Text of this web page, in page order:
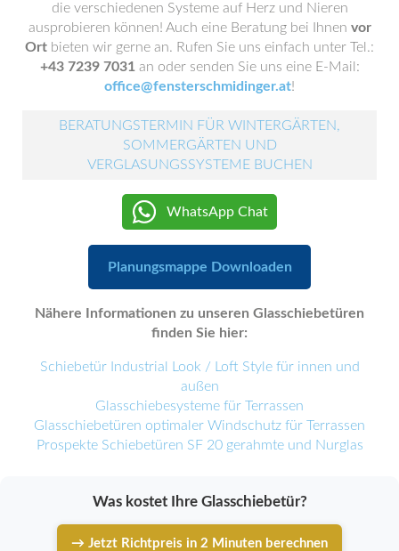
die verschiedenen Systeme auf Herz und Nieren
ausprobieren können! Auch eine Beratung bei Ihnen vor
Ort bieten wir gerne an. Rufen Sie uns einfach unter Tel.:
+43 7239 7031 an oder senden Sie uns eine E-Mail:
office@fensterschmidinger.at!
BERATUNGSTERMIN FÜR WINTERGÄRTEN,
SOMMERGÄRTEN UND
VERGLASUNGSSYSTEME BUCHEN
WhatsApp Chat
Planungsmappe Downloaden
Nähere Informationen zu unseren Glasschiebetüren
finden Sie hier:
Schiebetür Industrial Look / Loft Style für innen und
außen
Glasschiebesysteme für Terrassen
Glasschiebetüren optimaler Windschutz für Terrassen
Prospekte Schiebetüren SF 20 gerahmte und Nurglas
Was kostet Ihre Glasschiebetür?
→ Jetzt Richtpreis in 2 Minuten berechnen